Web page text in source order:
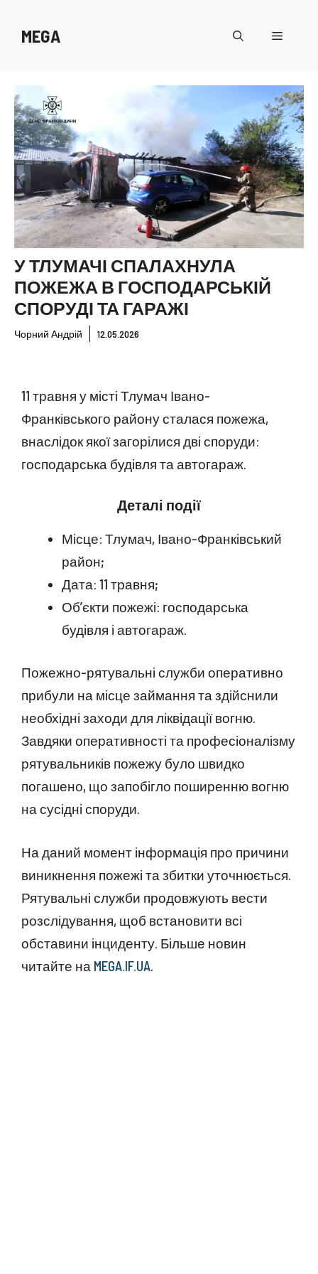
MEGA Меню
У ТЛУМАЧІ СПАЛАХНУЛА
ПОЖЕЖА В ГОСПОДАРСЬКІЙ
СПОРУДІ ТА ГАРАЖІ
Чорний Андрій 12.05.2026
11 травня у місті Тлумач Івано-
Франківського району сталася пожежа,
внаслідок якої загорілися дві споруди:
господарська будівля та автогараж.
Деталі події
Місце: Тлумач, Івано-Франківський
район;
Дата: 11 травня;
Об’єкти пожежі: господарська
будівля і автогараж.
Пожежно-рятувальні служби оперативно
прибули на місце займання та здійснили
необхідні заходи для ліквідації вогню.
Завдяки оперативності та професіоналізму
рятувальників пожежу було швидко
погашено, що запобігло поширенню вогню
на сусідні споруди.
На даний момент інформація про причини
виникнення пожежі та збитки уточнюється.
Рятувальні служби продовжують вести
розслідування, щоб встановити всі
обставини інциденту. Більше новин
читайте на MEGA.IF.UA.